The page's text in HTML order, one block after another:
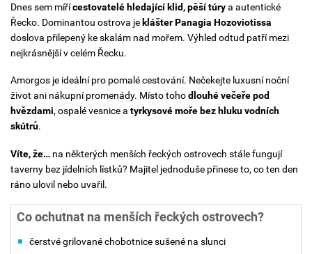
Dnes sem mířícestovatelé hledající klid, pěší túrya autentické
Řecko. Dominantou ostrova je klášter Panagia Hozoviotissa
doslova přilepený ke skalám nad mořem. Výhled odtud patří mezi
nejkrásnější v celém Řecku.
Amorgos je ideální pro pomalé cestování. Nečekejte luxusní noční
život ani nákupní promenády. Místo tohodlouhé večeře pod
hvězdami, ospalé vesnice a tyrkysové moře bez hluku vodních
skútrů.
Víte, že… na některých menších řeckých ostrovech stále fungují
taverny bez jídelních lístků? Majitel jednoduše přinese to, co ten den
ráno ulovil nebo uvařil.
Co ochutnat na menších řeckých ostrovech?
čerstvé grilované chobotnice sušené na slunci